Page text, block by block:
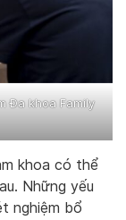
Đa khoa Family
khoa có thể
Những yếu
nghiệm bổ